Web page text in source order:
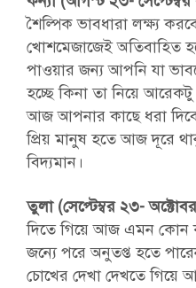
শৈল্পিক ভাবধারা লক্ষ্য
খোশমেজাজেই অতিবাহিত
পাওয়ার জন্য আপনি যা
হচ্ছে কিনা তা নিয়ে
আজ আপনার কাছে ধরা দিবে
প্রিয় মানুষ হতে আজ দূরে
বিদ্যমান।
তুলা (সেপ্টেম্বর ২৩-
দিতে গিয়ে আজ এমন কোন
জন্যে পরে অনুতপ্ত হতে
চোখের দেখা দেখতে গিয়ে